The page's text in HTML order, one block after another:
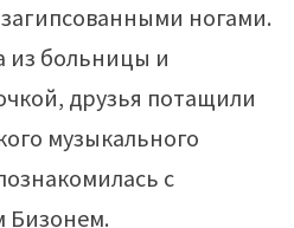
ногами.
из больницы и
друзья потащили
музыкального
с
Бизонем.